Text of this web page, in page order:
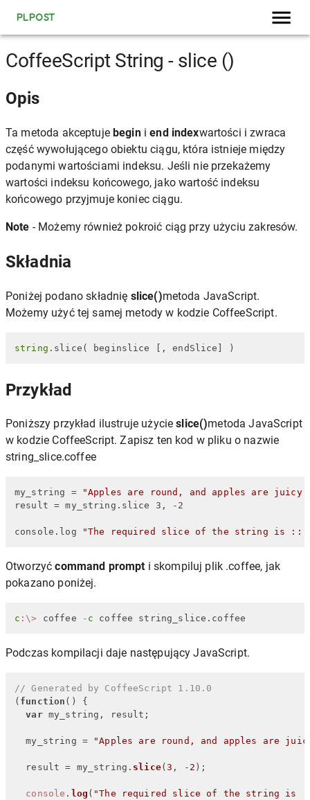
PLPOST
CoffeeScript String - slice ()
Opis
Ta metoda akceptujebeginiend indexwartości i zwraca
część wywołującego obiektu ciągu, która istnieje między
podanymi wartościami indeksu. Jeśli nie przekażemy
wartości indeksu końcowego, jako wartość indeksu
końcowego przyjmuje koniec ciągu.
Note - Możemy również pokroić ciąg przy użyciu zakresów.
Składnia
Poniżej podano składnię slice()metoda JavaScript.
Możemy użyć tej samej metody w kodzie CoffeeScript.
string .slice( beginslice [, endSlice] )
Przykład
Poniższy przykład ilustruje użycieslice()metoda JavaScript
w kodzie CoffeeScript. Zapisz ten kod w pliku o nazwie
string_slice.coffee
my_string =
"Apples are round, and apples are
result = my_string.slice 3, -2
console.log "The required slice of the string is ::
Otworzyćcommand prompt i skompiluj plik .coffee, jak
pokazano poniżej.
c : \> coffee - c coffee string_slice.coffee
Podczas kompilacji daje następujący JavaScript.
// Generated by CoffeeScript 1.10.0
( function ( ) {
var my_string, result;
  my_string =
"Apples are round, and apples are
  result = my_string.
slice(3 , - 2 );
console . log ( "The required slice of the string is